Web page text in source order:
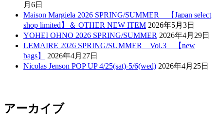
月6日
Maison Margiela 2026 SPRING/SUMMER 【Japan select
shop limited】＆ OTHER NEW ITEM 2026年5月3日
YOHEI OHNO 2026 SPRING/SUMMER 2026年4月29日
LEMAIRE 2026 SPRING/SUMMER Vol.3 【new
bags】
2026年4月27日
Nicolas Jenson POP UP 4/25(sat)-5/6(wed) 2026年4月25日
アーカイブ